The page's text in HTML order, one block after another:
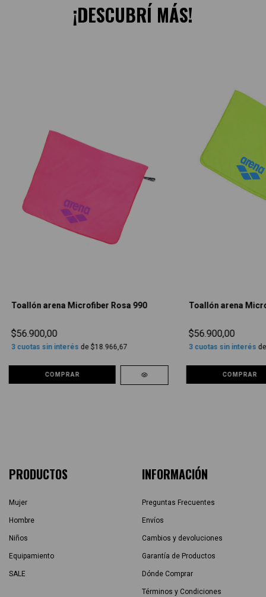
¡DESCUBRÍ MÁS!
Toallón arena Microfiber Rosa 990
$56.900,00
3cuotas sin interés de $18.966,67
COMPRAR
Toallón arena
$56.900,00
3cuotas sin interés
COMPRAR
PRODUCTOS
Mujer
Hombre
Niños
Equipamiento
SALE
INFORMACIÓN
Preguntas Frecuentes
Envíos
Cambios y devoluciones
Garantía de Productos
Dónde Comprar
Términos y Condiciones